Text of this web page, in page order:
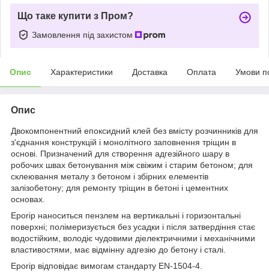
Що таке купити з Пром?
Замовлення під захистом
Опис Характеристики Доставка Оплата Умови
Опис
Двокомпонентний епоксидний клей без вмісту розчинників для
з'єднання конструкцій і монолітного заповнення тріщин в
основі. Призначений для створення адгезійного шару в
робочих швах бетонування між свіжим і старим бетоном; для
склеювання металу з бетоном і збірних елементів
залізобетону; для ремонту тріщин в бетоні і цементних
основах.
Eporip наноситься пензлем на вертикальні і горизонтальні
поверхні; полімеризується без усадки і після затвердіння стає
водостійким, володіє чудовими діелектричними і механічними
властивостями, має відмінну адгезію до бетону і сталі.
Eporip відповідає вимогам стандарту EN-1504-4.